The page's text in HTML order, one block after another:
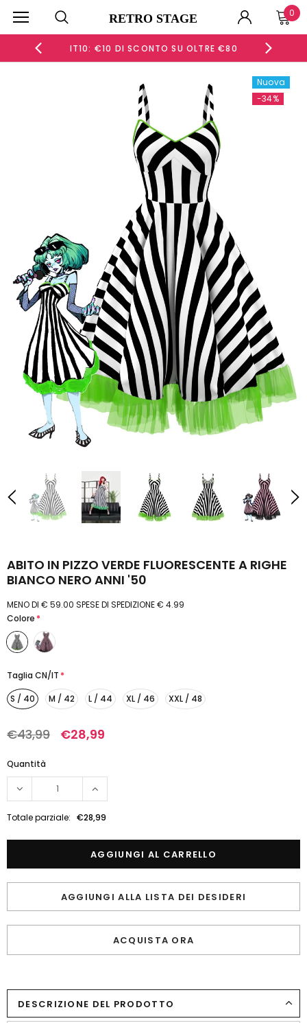
RETRO STAGE 0
IT10: €10 DI SCONTO SU OLTRE €80
Nuova
-34%
ABITO IN PIZZO VERDE FLUORESCENTE A RIGHE
BIANCO NERO ANNI '50
MENO DI € 59.00 SPESE DI SPEDIZIONE € 4.99
Colore *
Taglia CN/IT *
S / 40
M / 42 L / 44 XL / 46 XXL / 48
€43,99 €28,99
Quantità
Totale parziale: €28,99
AGGIUNGI ALLA LISTA DEI DESIDERI
ACQUISTA ORA
DESCRIZIONE DEL PRODOTTO